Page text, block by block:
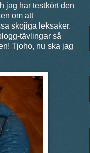
jag har testkört den
om att
skojiga leksaker.
tävlingar så
Tjoho, nu ska jag